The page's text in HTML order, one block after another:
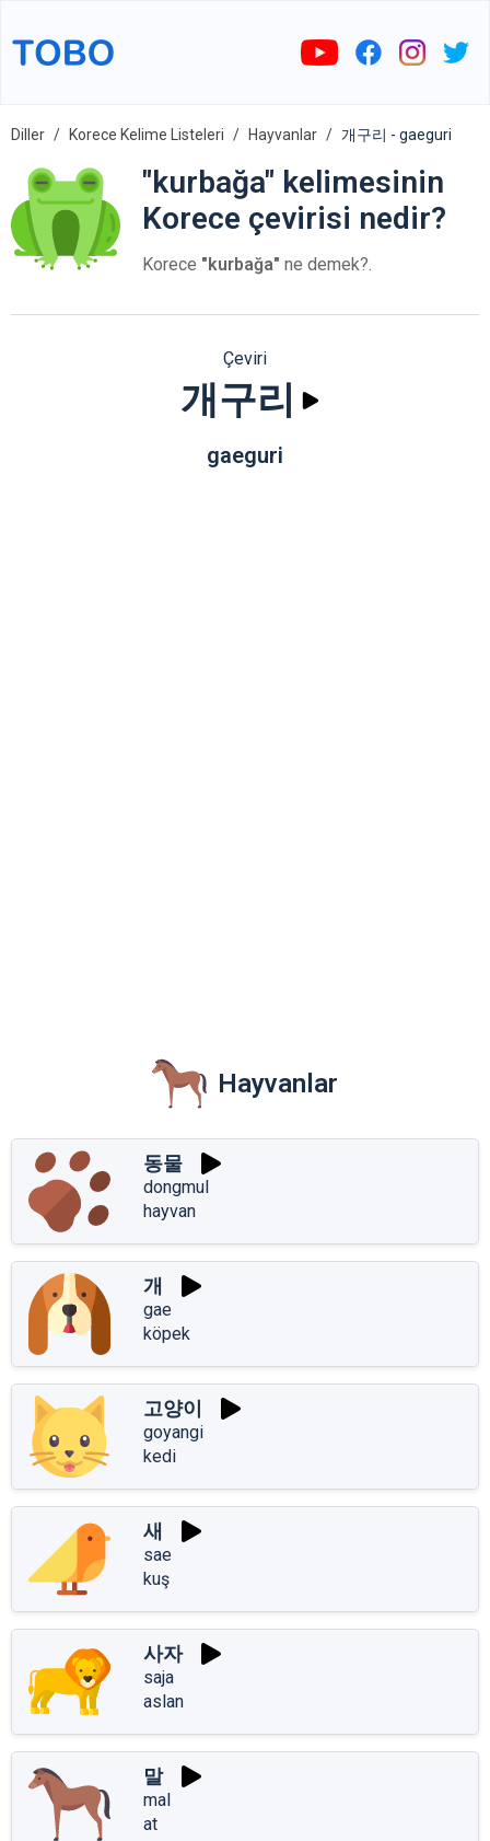
Diller Korece Kelime Listeleri Hayvanlar 개구리 - gaeguri
"kurbağa" kelimesinin
Korece çevirisi nedir?
Korece "kurbağa" ne demek?.
Çeviri
개구리
gaeguri
Hayvanlar
동물
dongmul
hayvan
개
gae
köpek
고양이
goyangi
kedi
새
sae
kuş
사자
saja
aslan
말
mal
at